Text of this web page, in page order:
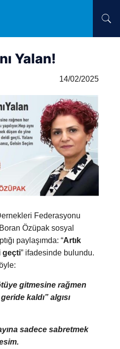
Yalan!
14/02/2025
Federasyonu
Özüpak sosyal
paylaşımda: “Artık
geçti” ifadesinde bulundu.
gitmesine rağmen
kaldı” algısı
sadece sabretmek